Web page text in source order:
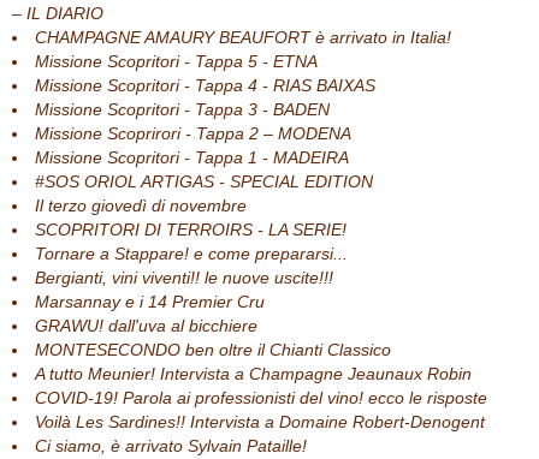
– IL DIARIO
CHAMPAGNE AMAURY BEAUFORT è arrivato in Italia!
Missione Scopritori - Tappa 5 - ETNA
Missione Scopritori - Tappa 4 - RIAS BAIXAS
Missione Scopritori - Tappa 3 - BADEN
Missione Scoprirori - Tappa 2 – MODENA
Missione Scopritori - Tappa 1 - MADEIRA
#SOS ORIOL ARTIGAS - SPECIAL EDITION
Il terzo giovedì di novembre
SCOPRITORI DI TERROIRS - LA SERIE!
Tornare a Stappare! e come prepararsi...
Bergianti, vini viventi!! le nuove uscite!!!
Marsannay e i 14 Premier Cru
GRAWU! dall'uva al bicchiere
MONTESECONDO ben oltre il Chianti Classico
A tutto Meunier! Intervista a Champagne Jeaunaux Robin
COVID-19! Parola ai professionisti del vino! ecco le risposte
Voilà Les Sardines!! Intervista a Domaine Robert-Denogent
Ci siamo, è arrivato Sylvain Pataille!